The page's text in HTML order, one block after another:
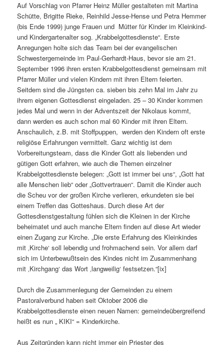
Auf Vorschlag von Pfarrer Heinz Müller gestalteten mit Martina
Schütte, Brigitte Rieke, Reinhild Jesse-Hense und Petra Hemmer
(bis Ende 1999) junge Frauen und Mütter für Kinder im Kleinkind-
und Kindergartenalter sog. „Krabbelgottesdienste“. Erste
Anregungen holte sich das Team bei der evangelischen
Schwestergemeinde im Paul-Gerhardt-Haus, bevor sie am 21.
September 1996 ihren ersten Krabbelgottesdienst gemeinsam mit
Pfarrer Müller und vielen Kindern mit ihren Eltern feierten.
Seitdem sind die Jüngsten ca. sieben bis zehn Mal im Jahr zu
ihrem eigenen Gottesdienst eingeladen. 25 – 30 Kinder kommen
jedes Mal und wenn in der Adventszeit der Nikolaus kommt,
dann werden es auch schon mal 60 Kinder mit ihren Eltern.
Anschaulich, z.B. mit Stoffpuppen, werden den Kindern oft erste
religiöse Erfahrungen vermittelt. Ganz wichtig ist dem
Vorbereitungsteam, dass die Kinder Gott als liebenden und
gütigen Gott erfahren, wie auch die Themen einzelner
Krabbelgottesdienste belegen: „Gott ist immer bei uns“, „Gott hat
alle Menschen lieb“ oder „Gottvertrauen“. Damit die Kinder auch
die Scheu vor der großen Kirche verlieren, erkundeten sie bei
einem Treffen das Gotteshaus. Durch diese Art der
Gottesdienstgestaltung fühlen sich die Kleinen in der Kirche
beheimatet und auch manche Eltern finden auf diese Art wieder
einen Zugang zur Kirche. „Die erste Erfahrung des Kleinkindes
mit ‚Kirche‘ soll lebendig und frohmachend sein. Vor allem darf
sich im Unterbewußtsein des Kindes nicht im Zusammenhang
mit ‚Kirchgang‘ das Wort ‚langweilig‘ festsetzen.“[ix]
Durch die Zusammenlegung der Gemeinden zu einem
Pastoralverbund haben seit Oktober 2006 die
Krabbelgottesdienste einen neuen Namen: gemeindeübergreifend
heißt es nun „ KIKI“ = Kinderkirche.
Aus Zeitgründen kann nicht immer ein Priester des